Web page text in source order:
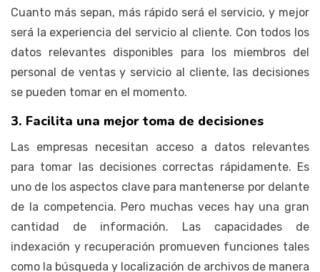
Cuanto más sepan, más rápido será el servicio, y mejor
será la experiencia del servicio al cliente. Con todos los
datos relevantes disponibles para los miembros del
personal de ventas y servicio al cliente, las decisiones
se pueden tomar en el momento.
3. Facilita una mejor toma de decisiones
Las empresas necesitan acceso a datos relevantes
para tomar las decisiones correctas rápidamente. Es
uno de los aspectos clave para mantenerse por delante
de la competencia. Pero muchas veces hay una gran
cantidad de información. Las capacidades de
indexación y recuperación promueven funciones tales
como la búsqueda y localización de archivos de manera